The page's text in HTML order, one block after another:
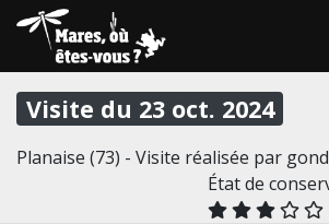
Visite du 23 oct. 2024
Planaise (73) - Visite réalisée par
État de